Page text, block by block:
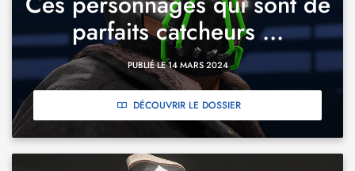
parfaits catcheurs ...
PUBLIÉ LE 14 MARS 2024
DÉCOUVRIR LE DOSSIER